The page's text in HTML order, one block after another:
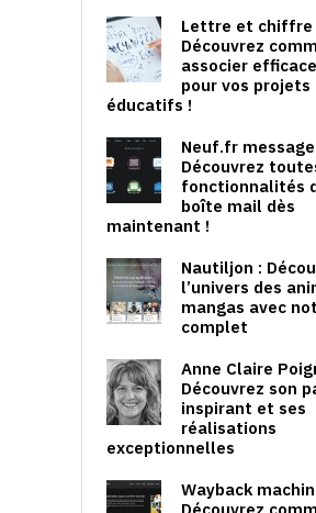
Lettre et chiffre
Découvrez
associer
pour vos projets
éducatifs !
Neuf.fr
Découvrez
fonctionnalités
boîte mail dès
maintenant !
Nautiljon :
l’univers des
mangas avec
complet
Anne Claire
Découvrez son
inspirant et ses
réalisations
exceptionnelles
Wayback